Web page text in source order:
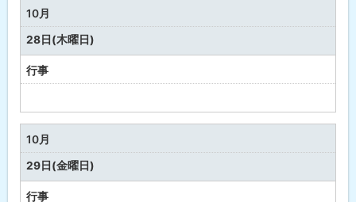
な
し
10月
28日(木曜日)
行事
定
な
し
10月
29日(金曜日)
行事